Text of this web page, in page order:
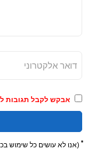
אבקש לקבל תגובות
* (אנו לא עושים כל שימוש